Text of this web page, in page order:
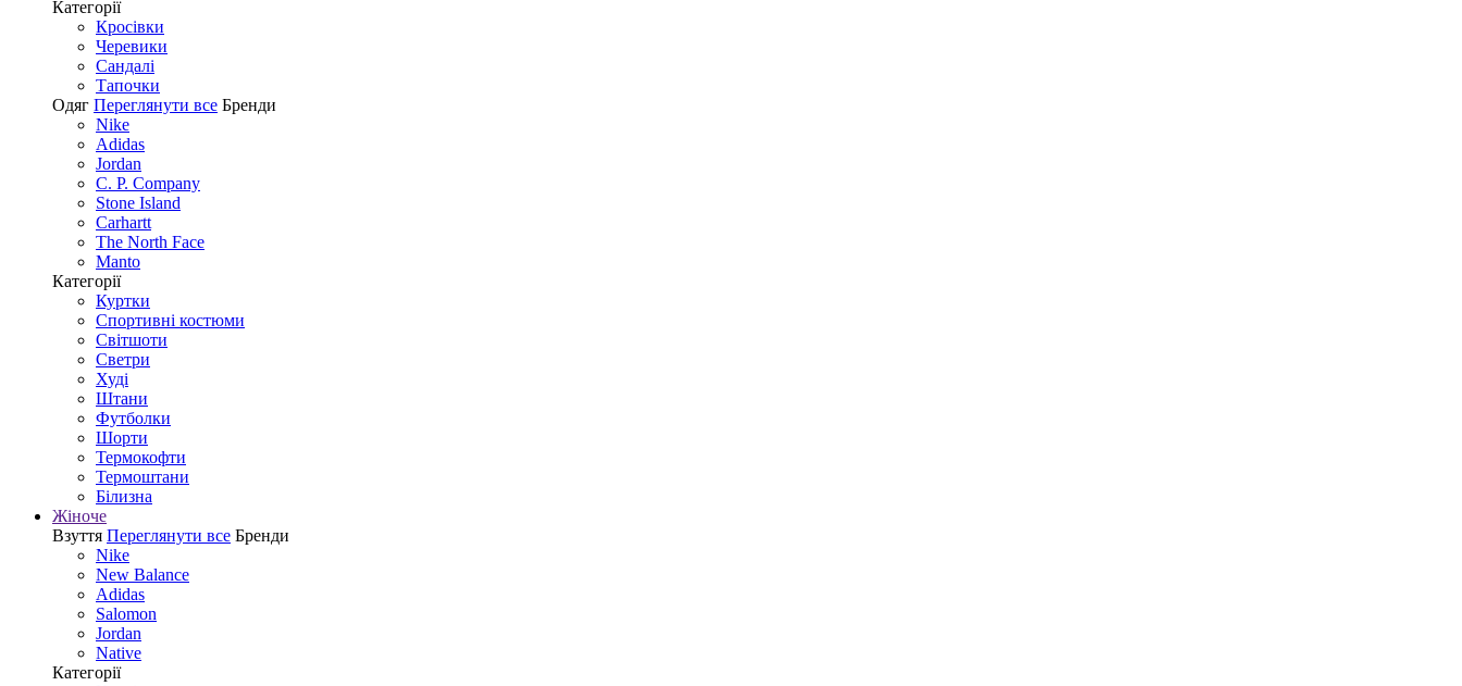
Категорії
Кросівки
Черевики
Сандалі
Tапочки
Одяг Переглянути все Бренди
Nike
Adidas
Jordan
C. P. Company
Stone Island
Carhartt
The North Face
Manto
Категорії
Куртки
Спортивні костюми
Світшоти
Светри
Худі
Штани
Футболки
Шорти
Термокофти
Термоштани
Білизна
Жіноче
Взуття Переглянути все Бренди
Nike
New Balance
Adidas
Salomon
Jordan
Native
Категорії